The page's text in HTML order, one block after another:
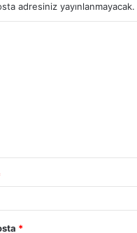
adresiniz yayınlanmayacak.
*